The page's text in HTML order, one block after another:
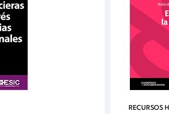
RECURSOS